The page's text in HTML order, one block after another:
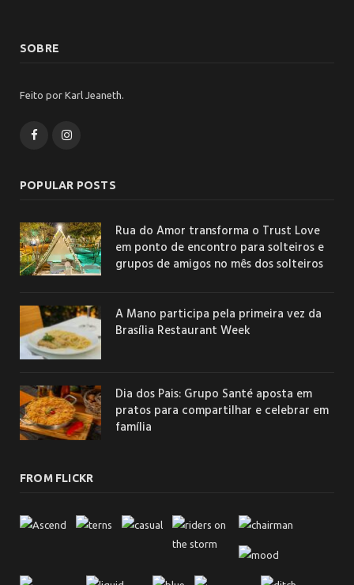
SOBRE
Feito por Karl Jeaneth.
FacebookInstagram
POPULAR POSTS
Rua do Amor transforma o Trust Love
em ponto de encontro para solteiros e
grupos de amigos no mês dos solteiros
A Mano participa pela primeira vez da
Brasília Restaurant Week
Dia dos Pais: Grupo Santé aposta em
pratos para compartilhar e celebrar em
família
FROM FLICKR